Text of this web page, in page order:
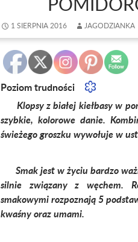
1 SIERPNIA 2016 JAGODZIANKA
Poziom trudności
Klopsy z białej kiełbasy w
szybkie, kolorowe danie.
świeżego groszku wywołuje w
Smak jest w życiu bardzo
silnie związany z węchem.
smakowymi rozpoznają 5
kwaśny oraz umami.